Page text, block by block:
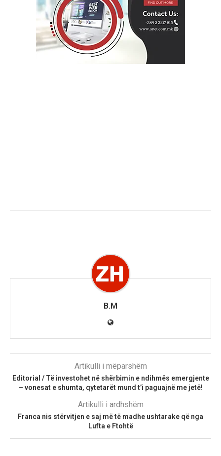
B.M
Artikulli i mëparshëm
Editorial / Të investohet në shërbimin e ndihmës emergjente
– vonesat e shumta, qytetarët mund t’i paguajnë me jetë!
Artikulli i ardhshëm
Franca nis stërvitjen e saj më të madhe ushtarake që nga
Lufta e Ftohtë